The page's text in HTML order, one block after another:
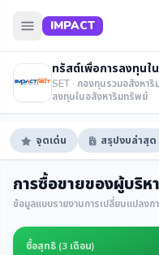
IMPACT
SET · กองทุนรวมอสังหา
ลงทุนในอสังหาริมทรัพย์
จุดเด่น สรุปงบล่าสุด
การซื้อขายของผู้บริห
ข้อมูลแบบรายงานการเปลี่ยนแปลง
ซื้อสุทธิ (3 เดือน)